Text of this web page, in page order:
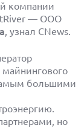
компании
— ООО
, узнал CNews.
большими
но